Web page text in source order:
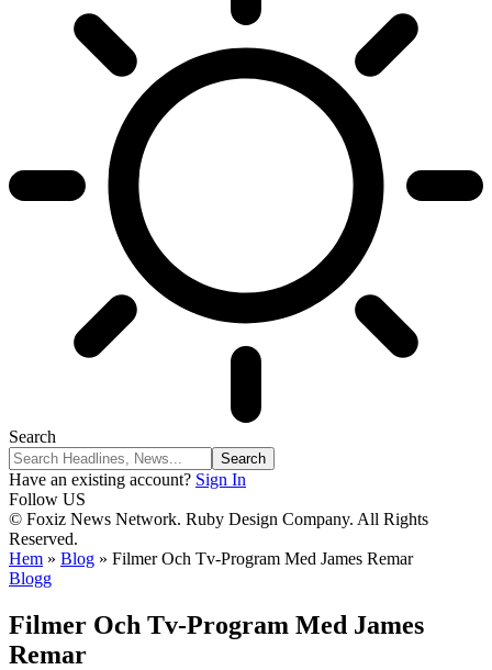
Search
Have an existing account? Sign In
Follow US
© Foxiz News Network. Ruby Design Company. All Rights
Reserved.
Hem » Blog » Filmer Och Tv-Program Med James Remar
Blogg
Filmer Och Tv-Program Med James
Remar